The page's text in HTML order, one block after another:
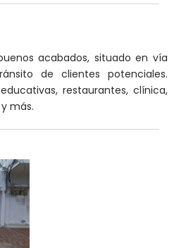
acabados, situado en vía
de clientes potenciales.
restaurantes, clínica,
más.